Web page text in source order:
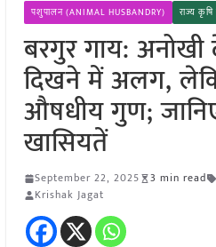
पशुपालन (ANIMAL HUSBANDRY) राज्य
बरगुर गाय:
दिखने में अलग,
औषधीय गुण;
खासियतें
September 22, 2025 3 min read
Krishak Jagat